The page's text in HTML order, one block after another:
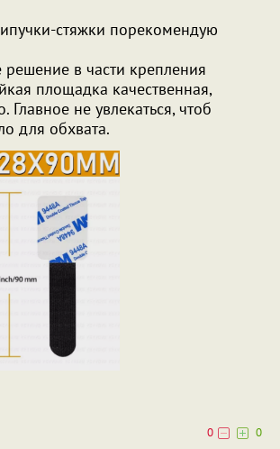
стяжки порекомендую
в части крепления
площадка качественная,
Главное не увлекаться, чтоб
для обхвата.
0
0